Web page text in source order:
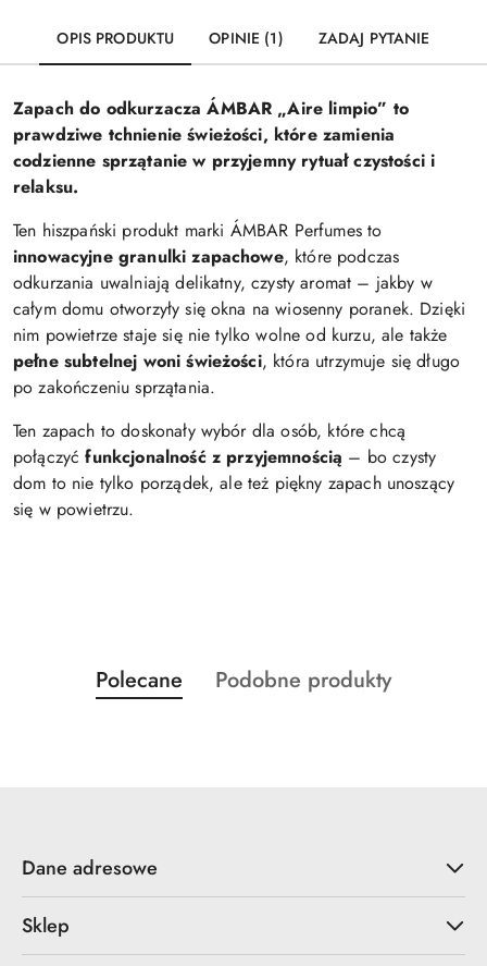
OPIS PRODUKTU OPINIE (1) ZADAJ PYTANIE
Zapach do odkurzacza ÁMBAR „Aire limpio” to
prawdziwe tchnienie świeżości, które zamienia
codzienne sprzątanie w przyjemny rytuał czystości i
relaksu.
Ten hiszpański produkt marki ÁMBAR Perfumes to
innowacyjne granulki zapachowe, które podczas
odkurzania uwalniają delikatny, czysty aromat – jakby w
całym domu otworzyły się okna na wiosenny poranek. Dzięki
nim powietrze staje się nie tylko wolne od kurzu, ale także
pełne subtelnej woni świeżości, która utrzymuje się długo
po zakończeniu sprzątania.
Ten zapach to doskonały wybór dla osób, które chcą
połączyćfunkcjonalność z przyjemnością – bo czysty
dom to nie tylko porządek, ale też piękny zapach unoszący
się w powietrzu.
Pomiń karuzelę produktów
Produkty
o
Polecane
Produkty
Podobne produkty
Dane adresowe
Sklep